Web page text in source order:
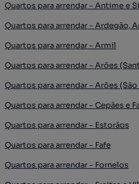
Quartos para arrendar - Antime e
Quartos para arrendar - Ardegão,
Quartos para arrendar - Armil
Quartos para arrendar - Arões
Quartos para arrendar - Arões
Quartos para arrendar - Cepães e
Quartos para arrendar - Estorãos
Quartos para arrendar - Fafe
Quartos para arrendar - Fornelos